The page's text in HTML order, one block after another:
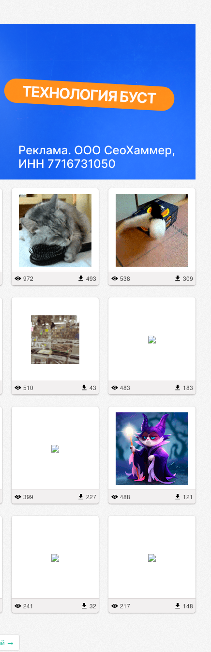
972 493 538 309
510 43 483 183
399 227 488 121
241 32 217 148
→